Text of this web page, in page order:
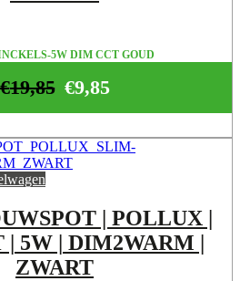
5W DIM CCT GOUD
€9,85
€19,85
| POLLUX |
5W | DIM2WARM |
ZWART